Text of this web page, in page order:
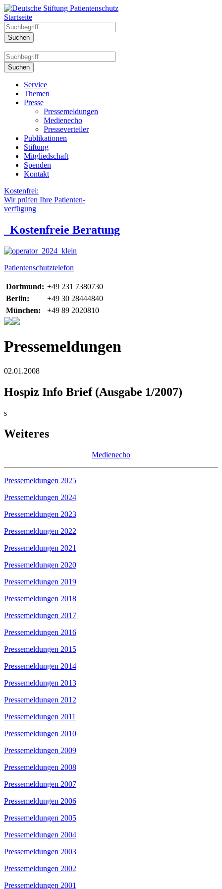
Startseite
Service
Themen
Presse
Pressemeldungen
Medienecho
Presseverteiler
Publikationen
Stiftung
Mitgliedschaft
Spenden
Kontakt
Kostenfrei:
Wir prüfen Ihre Patienten-
verfügung
Kostenfreie Beratung
Patientenschutztelefon
Dortmund: +49 231 7380730
Berlin:
+49 30 28444840
München:
+49 89 2020810
Pressemeldungen
02.01.2008
Hospiz Info Brief (Ausgabe 1/2007)
s
Weiteres
Medienecho
Pressemeldungen 2025
Pressemeldungen 2024
Pressemeldungen 2023
Pressemeldungen 2022
Pressemeldungen 2021
Pressemeldungen 2020
Pressemeldungen 2019
Pressemeldungen 2018
Pressemeldungen 2017
Pressemeldungen 2016
Pressemeldungen 2015
Pressemeldungen 2014
Pressemeldungen 2013
Pressemeldungen 2012
Pressemeldungen 2011
Pressemeldungen 2010
Pressemeldungen 2009
Pressemeldungen 2008
Pressemeldungen 2007
Pressemeldungen 2006
Pressemeldungen 2005
Pressemeldungen 2004
Pressemeldungen 2003
Pressemeldungen 2002
Pressemeldungen 2001